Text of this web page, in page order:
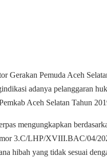
Gerakan Pemuda Aceh
adanya pelanggaran
Aceh Selatan Tahun
mengungkapkan
3.C/LHP/XVIII.BAC/04/
hibah yang tidak sesuai